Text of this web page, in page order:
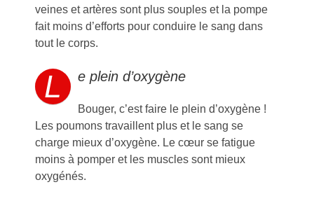
veines et artères sont plus souples et la pompe
fait moins d’efforts pour conduire le sang dans
tout le corps.
L e plein d’oxygène
Bouger, c’est faire le plein d’oxygène !
Les poumons travaillent plus et le sang se
charge mieux d’oxygène. Le cœur se fatigue
moins à pomper et les muscles sont mieux
oxygénés.